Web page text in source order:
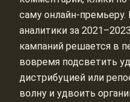
саму
аналитики за
кампаний решается в
вовремя подсветить
дистрибуцией или
волну и удвоить